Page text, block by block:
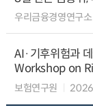
우리금융경영연구소
AI·기후위험과
Workshop on
보험연구원